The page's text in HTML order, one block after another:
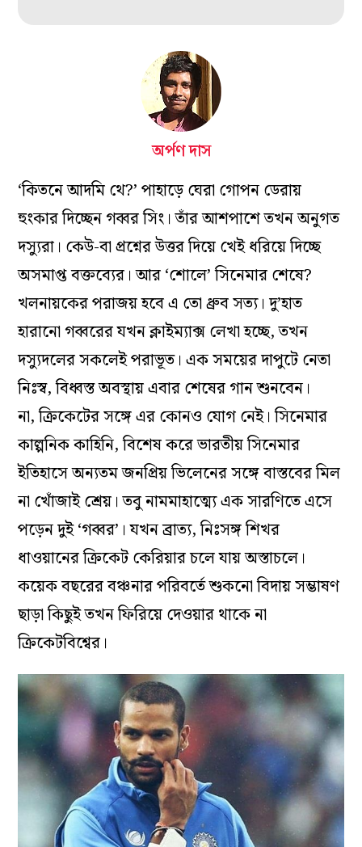
অর্পণ দাস
‘কিতনে আদমি থে?’ পাহাড়ে ঘেরা গোপন ডেরায়
হুংকার দিচ্ছেন গব্বর সিং। তাঁর আশপাশে তখন অনুগত
দস্যুরা। কেউ-বা প্রশ্নের উত্তর দিয়ে খেই ধরিয়ে দিচ্ছে
অসমাপ্ত বক্তব্যের। আর ‘শোলে’ সিনেমার শেষে?
খলনায়কের পরাজয় হবে এ তো ধ্রুব সত্য। দু’হাত
হারানো গব্বরের যখন ক্লাইম্যাক্স লেখা হচ্ছে, তখন
দস্যুদলের সকলেই পরাভূত। এক সময়ের দাপুটে নেতা
নিঃস্ব, বিধ্বস্ত অবস্থায় এবার শেষের গান শুনবেন।
না, ক্রিকেটের সঙ্গে এর কোনও যোগ নেই। সিনেমার
কাল্পনিক কাহিনি, বিশেষ করে ভারতীয় সিনেমার
ইতিহাসে অন্যতম জনপ্রিয় ভিলেনের সঙ্গে বাস্তবের মিল
না খোঁজাই শ্রেয়। তবু নামমাহাত্ম্যে এক সারণিতে এসে
পড়েন দুই ‘গব্বর’। যখন ব্রাত্য, নিঃসঙ্গ শিখর
ধাওয়ানের ক্রিকেট কেরিয়ার চলে যায় অস্তাচলে।
কয়েক বছরের বঞ্চনার পরিবর্তে শুকনো বিদায় সম্ভাষণ
ছাড়া কিছুই তখন ফিরিয়ে দেওয়ার থাকে না
ক্রিকেটবিশ্বের।